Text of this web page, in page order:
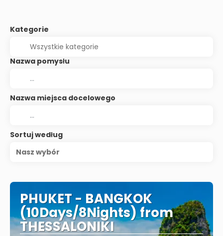
Kategorie
Nazwa pomysłu
Nazwa miejsca docelowego
Sortuj według
Nasz wybór
PHUKET - BANGKOK
(10Days/8Nights) from
THESSALONIKI